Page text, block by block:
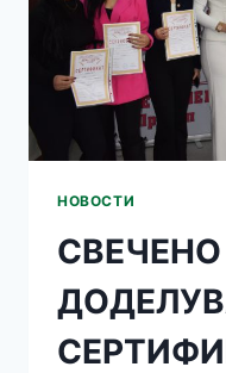
НОВОСТИ
СВЕЧЕНО